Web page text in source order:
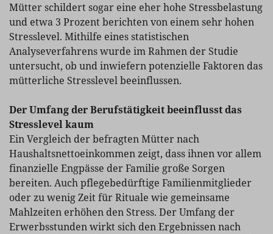
Mütter schildert sogar eine eher hohe Stressbelastung
und etwa 3 Prozent berichten von einem sehr hohen
Stresslevel. Mithilfe eines statistischen
Analyseverfahrens wurde im Rahmen der Studie
untersucht, ob und inwiefern potenzielle Faktoren das
mütterliche Stresslevel beeinflussen.
Der Umfang der Berufstätigkeit beeinflusst das
Stresslevel kaum
Ein Vergleich der befragten Mütter nach
Haushaltsnettoeinkommen zeigt, dass ihnen vor allem
finanzielle Engpässe der Familie große Sorgen
bereiten. Auch pflegebedürftige Familienmitglieder
oder zu wenig Zeit für Rituale wie gemeinsame
Mahlzeiten erhöhen den Stress. Der Umfang der
Erwerbsstunden wirkt sich den Ergebnissen nach